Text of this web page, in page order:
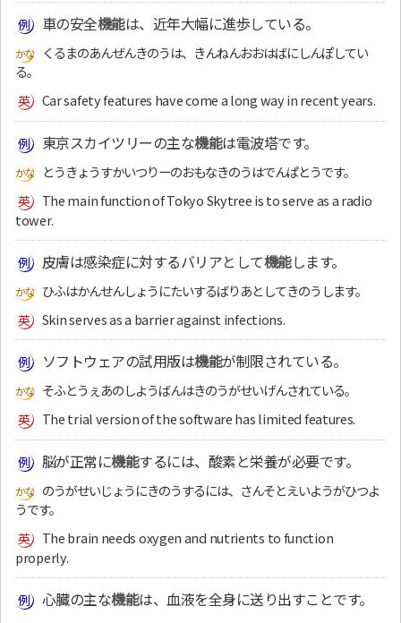
車の安全機能は、近年大幅に進歩している。
くるまのあんぜんきのうは、きんねんおおはばにしんぽしてい
る。
Car safety features have come a long way in recent years.
東京スカイツリーの主な機能は電波塔です。
とうきょうすかいつりーのおもなきのうはでんぱとうです。
The main function of Tokyo Skytree is to serve as a radio
tower.
皮膚は感染症に対するバリアとして機能します。
ひふはかんせんしょうにたいするばりあとしてきのうします。
Skin serves as a barrier against infections.
ソフトウェアの試用版は機能が制限されている。
そふとうぇあのしようばんはきのうがせいげんされている。
The trial version of the software has limited features.
脳が正常に機能するには、酸素と栄養が必要です。
のうがせいじょうにきのうするには、さんそとえいようがひつよ
うです。
The brain needs oxygen and nutrients to function
properly.
心臓の主な機能は、血液を全身に送り出すことです。